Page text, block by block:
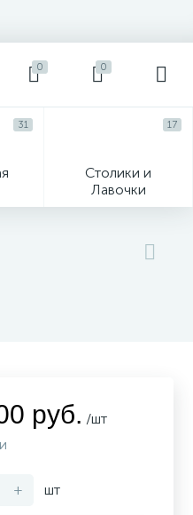
0 0
31
Столики и
Лавочки
17
руб. /шт
+ шт